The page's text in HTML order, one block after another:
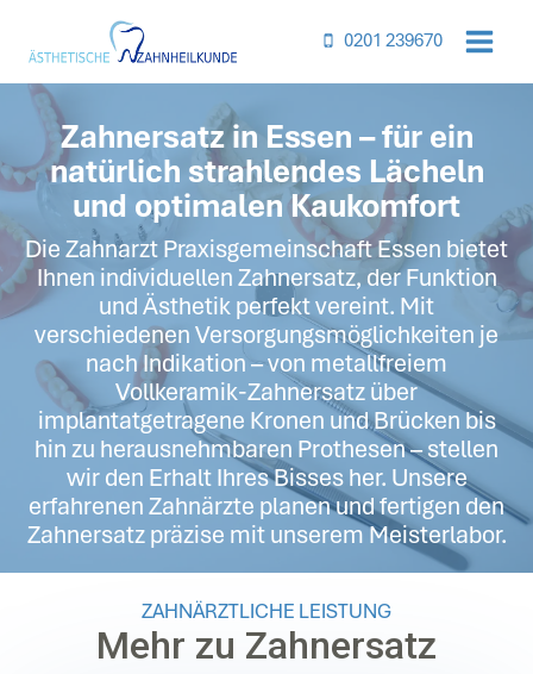
0201 239670
Zahnersatz in Essen – für ein
natürlich strahlendes Lächeln
und optimalen Kaukomfort
Die Zahnarzt Praxisgemeinschaft Essen bietet
Ihnen individuellen Zahnersatz, der Funktion
und Ästhetik perfekt vereint. Mit
verschiedenen Versorgungsmöglichkeiten je
nach Indikation – von metallfreiem
Vollkeramik-Zahnersatz über
implantatgetragene Kronen und Brücken bis
hin zu herausnehmbaren Prothesen – stellen
wir den Erhalt Ihres Bisses her. Unsere
erfahrenen Zahnärzte planen und fertigen den
Zahnersatz präzise mit unserem Meisterlabor.
ZAHNÄRZTLICHE LEISTUNG
Mehr zu Zahnersatz